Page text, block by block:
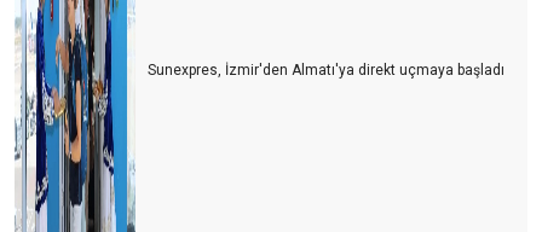
Sunexpres, İzmir'den Almatı'ya direkt uçmaya başladı